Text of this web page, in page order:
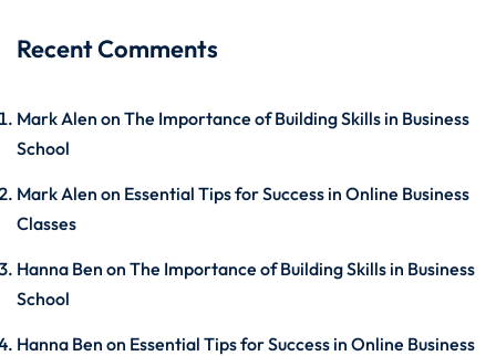
Recent Comments
Mark Alen on The Importance of Building Skills in Business
School
Mark Alen on Essential Tips for Success in Online Business
Classes
Hanna Ben on The Importance of Building Skills in Business
School
Hanna Ben on Essential Tips for Success in Online Business